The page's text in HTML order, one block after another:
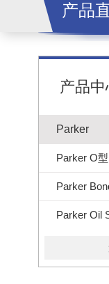
产品
产品
Parker
Parker O
Parker
Parker Oil